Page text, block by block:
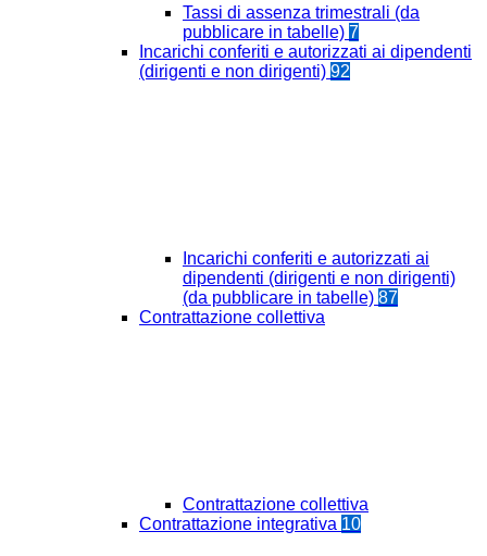
Tassi di assenza trimestrali (da
pubblicare in tabelle) 7
Incarichi conferiti e autorizzati ai dipendenti
(dirigenti e non dirigenti) 92
Incarichi conferiti e autorizzati ai
dipendenti (dirigenti e non dirigenti)
(da pubblicare in tabelle) 87
Contrattazione collettiva
Contrattazione collettiva
Contrattazione integrativa 10